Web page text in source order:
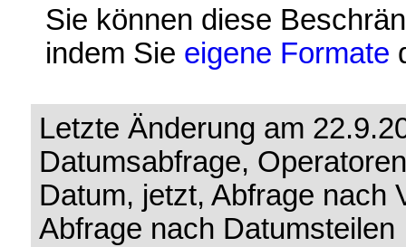
Sie können diese
indem Sie eigene Formate
Letzte Änderung am
Datumsabfrage,
Datum, jetzt, Abfrage nach
Abfrage nach Datumsteilen